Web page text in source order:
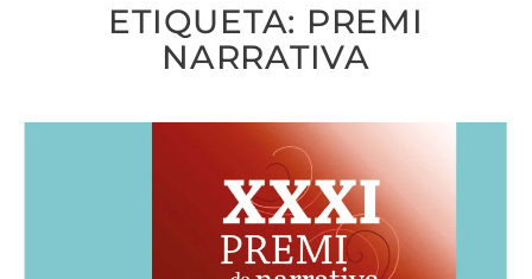
ETIQUETA: PREMI
NARRATIVA